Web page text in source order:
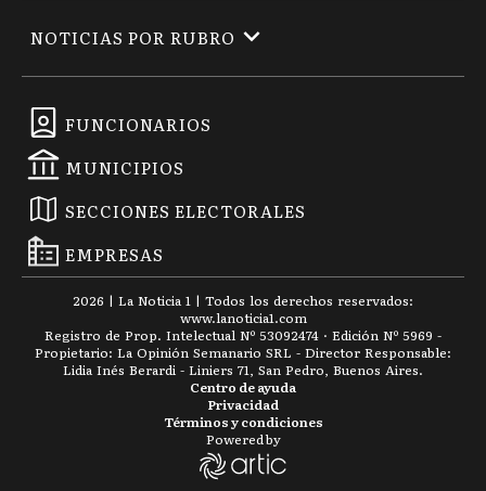
FUNCIONARIOS
MUNICIPIOS
SECCIONES ELECTORALES
EMPRESAS
NOTICIAS POR RUBRO
2026 | La Noticia 1 | Todos los derechos reservados:
www.lanoticia1.com
Registro de Prop. Intelectual Nº 53092474 · Edición Nº 5969 -
Propietario: La Opinión Semanario SRL - Director Responsable:
Lidia Inés Berardi - Liniers 71, San Pedro, Buenos Aires.
Términos y condiciones
Privacidad
Centro de ayuda
Powered by